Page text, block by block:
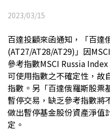
2023/03/15
百達投顧來函通知，「百達
(AT27/AT28/AT29)」因
參考指數MSCI Russia
可使用指數之不確定性，故
指數。另「百達俄羅斯股票
暫停交易，缺乏參考指數將
做出暫停基金股份資產淨值
定。